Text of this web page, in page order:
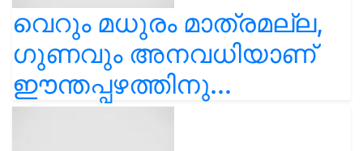
വെറും മധുരം മാത്രമല്ല,
ഗുണവും അനവധിയാണ്
ഈന്തപ്പഴത്തിനു...